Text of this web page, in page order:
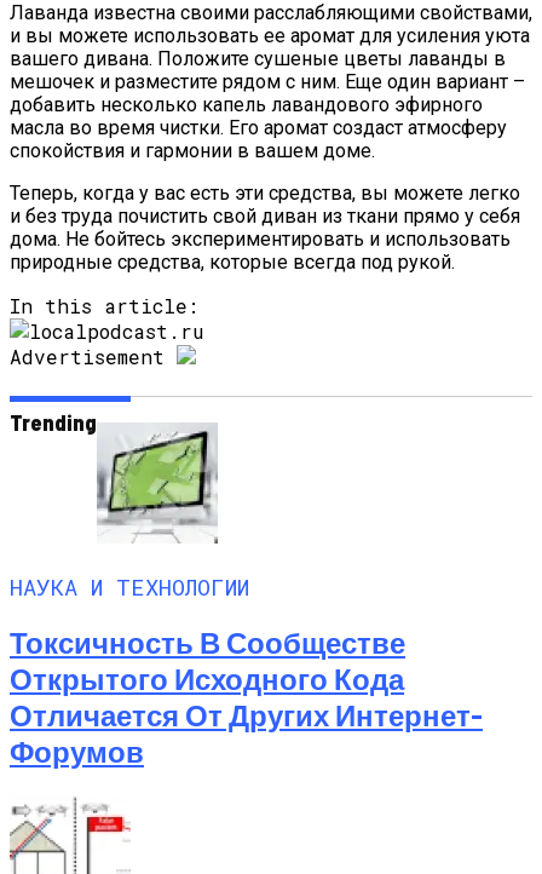
Лаванда известна своими расслабляющими свойствами,
и вы можете использовать ее аромат для усиления уюта
вашего дивана. Положите сушеные цветы лаванды в
мешочек и разместите рядом с ним. Еще один вариант –
добавить несколько капель лавандового эфирного
масла во время чистки. Его аромат создаст атмосферу
спокойствия и гармонии в вашем доме.
Теперь, когда у вас есть эти средства, вы можете легко
и без труда почистить свой диван из ткани прямо у себя
дома. Не бойтесь экспериментировать и использовать
природные средства, которые всегда под рукой.
In this article:
Advertisement
Trending
НАУКА И ТЕХНОЛОГИИ
Токсичность В Сообществе
Открытого Исходного Кода
Отличается От Других Интернет-
Форумов